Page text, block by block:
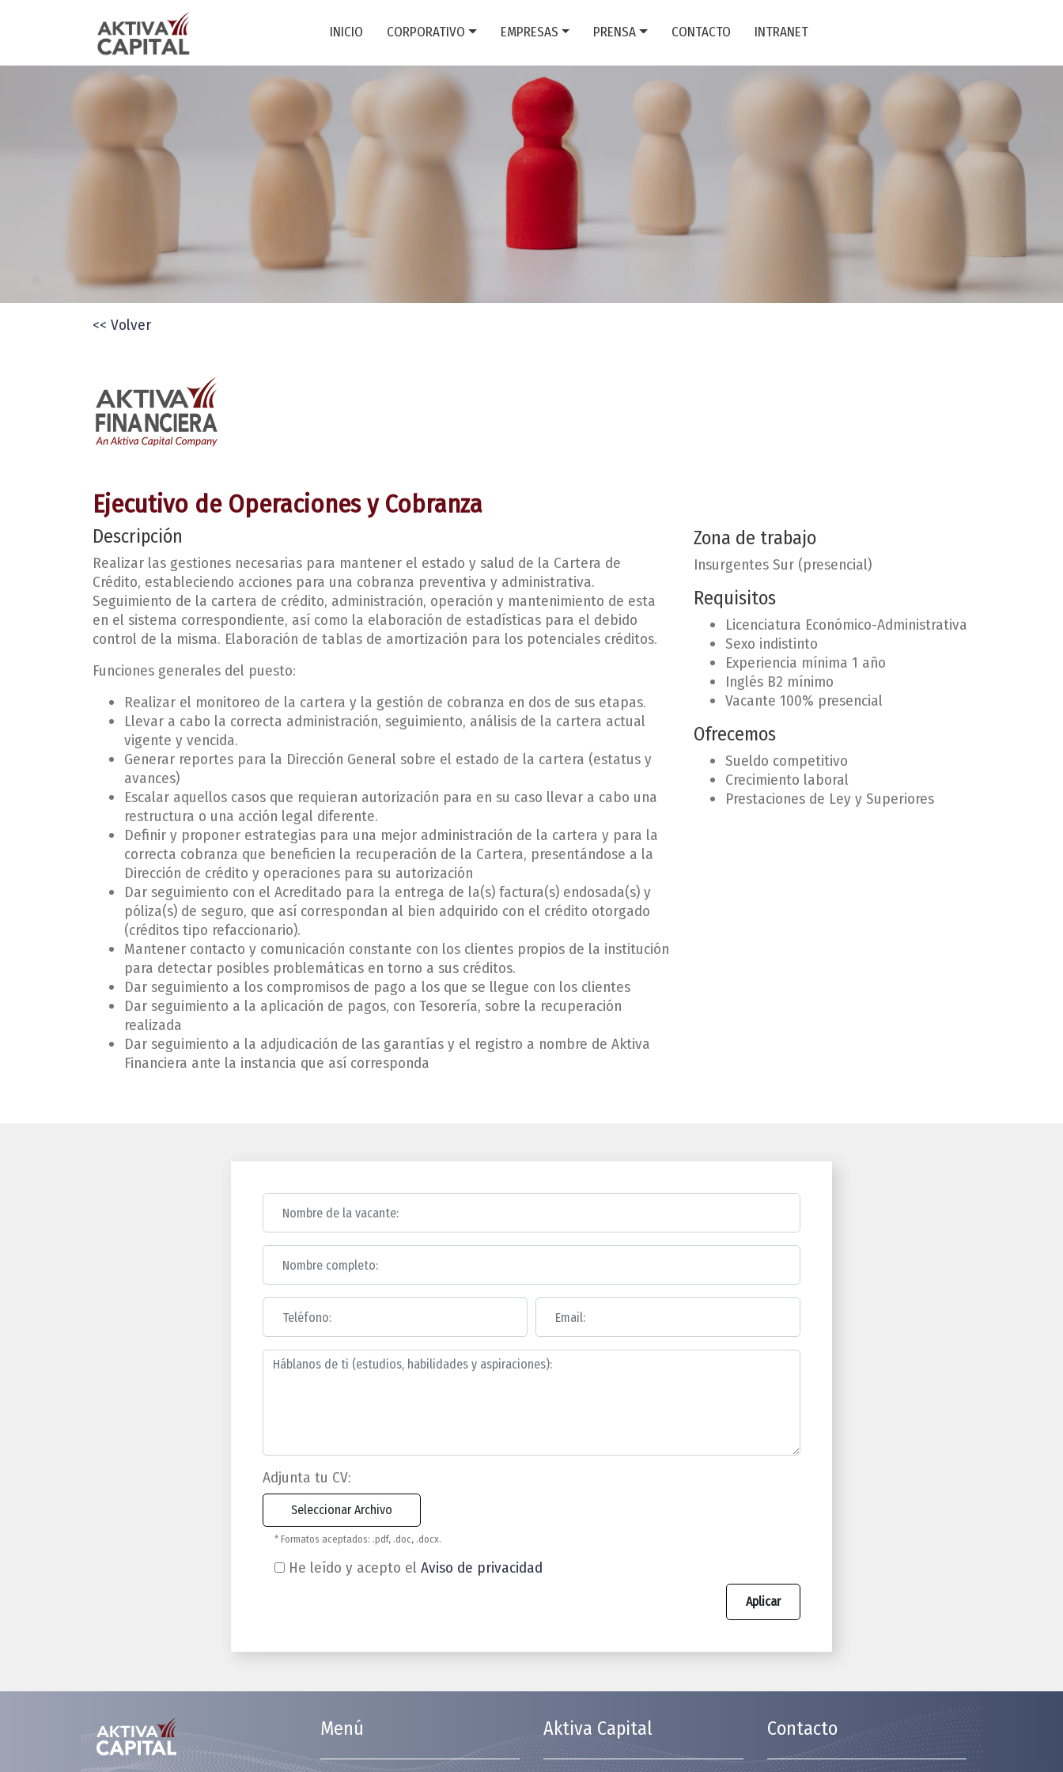
INICIO CORPORATIVO EMPRESAS PRENSA CONTACTO INTRANET
<< Volver
Ejecutivo de Operaciones y Cobranza
Descripción
Realizar las gestiones necesarias para mantener el estado y salud de la Cartera de
Crédito, estableciendo acciones para una cobranza preventiva y administrativa.
Seguimiento de la cartera de crédito, administración, operación y mantenimiento de esta
en el sistema correspondiente, así como la elaboración de estadísticas para el debido
control de la misma. Elaboración de tablas de amortización para los potenciales créditos.
Funciones generales del puesto:
Realizar el monitoreo de la cartera y la gestión de cobranza en dos de sus etapas.
Llevar a cabo la correcta administración, seguimiento, análisis de la cartera actual
vigente y vencida.
Generar reportes para la Dirección General sobre el estado de la cartera (estatus y
avances)
Escalar aquellos casos que requieran autorización para en su caso llevar a cabo una
restructura o una acción legal diferente.
Definir y proponer estrategias para una mejor administración de la cartera y para la
correcta cobranza que beneficien la recuperación de la Cartera, presentándose a la
Dirección de crédito y operaciones para su autorización
Dar seguimiento con el Acreditado para la entrega de la(s) factura(s) endosada(s) y
póliza(s) de seguro, que así correspondan al bien adquirido con el crédito otorgado
(créditos tipo refaccionario).
Mantener contacto y comunicación constante con los clientes propios de la institución
para detectar posibles problemáticas en torno a sus créditos.
Dar seguimiento a los compromisos de pago a los que se llegue con los clientes
Dar seguimiento a la aplicación de pagos, con Tesorería, sobre la recuperación
realizada
Dar seguimiento a la adjudicación de las garantías y el registro a nombre de Aktiva
Financiera ante la instancia que así corresponda
Zona de trabajo
Insurgentes Sur (presencial)
Requisitos
Licenciatura Económico-Administrativa
Sexo indistinto
Experiencia mínima 1 año
Inglés B2 mínimo
Vacante 100% presencial
Ofrecemos
Sueldo competitivo
Crecimiento laboral
Prestaciones de Ley y Superiores
Adjunta tu CV:
* Formatos aceptados: .pdf, .doc, .docx.
He leído y acepto el Aviso de privacidad
Aplicar
Menú Aktiva Capital Contacto